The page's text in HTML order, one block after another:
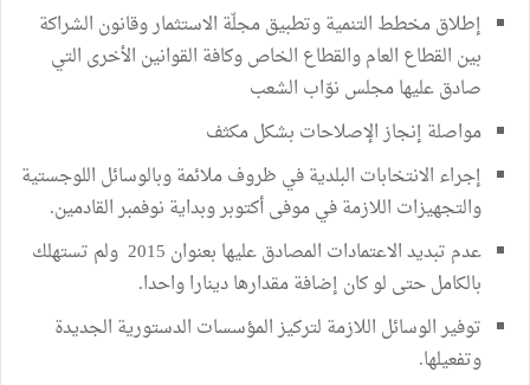
إطلاق مخطط التنمية وتطبيق مجلّة الاستثمار وقانون الشراكة
بين القطاع العام والقطاع الخاص وكافة القوانين الأخرى التي
صادق عليها مجلس نوّاب الشعب
مواصلة إنجاز الإصلاحات بشكل مكثف
إجراء الانتخابات البلدية في ظروف ملائمة وبالوسائل اللوجستية
والتجهيزات اللازمة في موفى أكتوبر وبداية نوفمبر القادمين.
عدم تبديد الاعتمادات المصادق عليها بعنوان 2015 ولم تستهلك
بالكامل حتى لو كان إضافة مقدارها دينارا واحدا.
توفير الوسائل اللازمة لتركيز المؤسسات الدستورية الجديدة
وتفعيلها.